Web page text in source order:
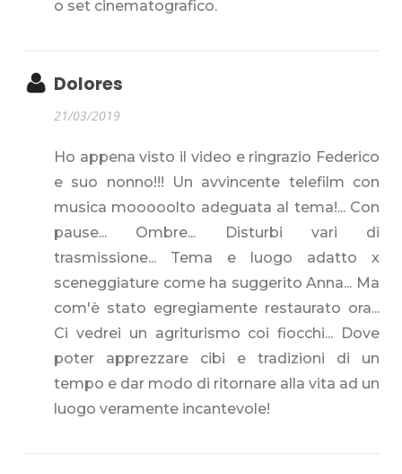
o set cinematografico.
Dolores
21/03/2019
Ho appena visto il video e ringrazio Federico
e suo nonno!!! Un avvincente telefilm con
musica mooooolto adeguata al tema!... Con
pause... Ombre... Disturbi vari di
trasmissione... Tema e luogo adatto x
sceneggiature come ha suggerito Anna... Ma
com'è stato egregiamente restaurato ora...
Ci vedrei un agriturismo coi fiocchi... Dove
poter apprezzare cibi e tradizioni di un
tempo e dar modo di ritornare alla vita ad un
luogo veramente incantevole!